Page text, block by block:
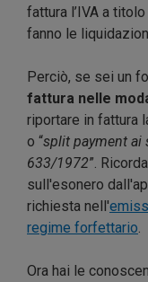
fattura l’IVA a
fanno le
Perciò, se sei un
fattura nelle
riportare in fattura
o “split payment ai
633/1972”.
sull'esonero
richiesta nell'
regime forfettario
Ora hai le